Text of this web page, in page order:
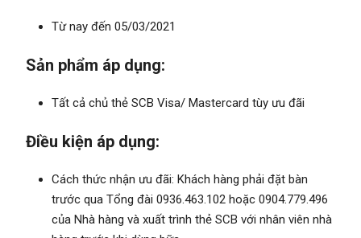
Từ nay đến 05/03/2021
Sản phẩm áp dụng:
Tất cả chủ thẻ SCB Visa/ Mastercard tùy ưu đãi
Điều kiện áp dụng:
Cách thức nhận ưu đãi: Khách hàng phải đặt bàn
trước qua Tổng đài 0936.463.102 hoặc 0904.779.496
của Nhà hàng và xuất trình thẻ SCB với nhân viên nhà